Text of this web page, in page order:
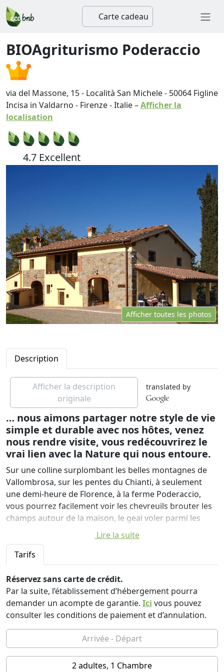
Carte cadeau
BIOAgriturismo Poderaccio
via del Massone, 15 - Località San Michele- 50064 Figline
Incisa in Valdarno - Firenze-Italie–Afficher la
localisation
4.7 Excellent
Afficher toutes les photos
Description
Afficher la description
originale
translated by
… nous aimons partager notre style de vie
simple et durable avec nos hôtes, venez
nous rendre visite, vous redécouvrirez le
vrai lien avec la Nature qui nous entoure.
Sur une colline surplombant les belles montagnes de
Vallombrosa, sur les pentes du Chianti, à seulement
une demi-heure de Florence, à la ferme Poderaccio,
vous pourrez facilement voir les chevreuils brouter les
champs autour de la maison, le geai voler parmi les
oliviers et à au crépuscule, vous croiserez des sangliers
et des porcs-épics dans les rangs des vignes.
Chez Poderaccio nous nous chauffons au bois, le soleil
nous fournit de l'eau chaude et l'énergie nécessaire aux
besoins de la maison. Nous avons obtenu la
certification de fermes Bio-Ecologiques et nos produits
sont tous certifiés biologiques par l'organisme de
contrôle ICEA.
s'agit d'une ferme du XVIIIe siècle rénovée en
récupérant les détails architecturaux d'origine, en
réutilisant de manière créative les matériaux de
Lire la suite
Tarifs
Réservez sans carte de crédit.
Par la suite, l’établissement d’hébergement pourra
demander un acompte de garantie. Ici vous pouvez
consulter les conditions de paiement et d’annulation.
2 adultes, 1 Chambre